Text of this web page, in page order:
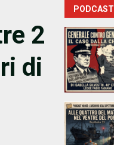
2
di
PODCAST